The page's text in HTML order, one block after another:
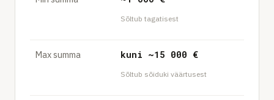
Sõltub tagatisest
Max summa kuni ~15 000 €
Sõltub sõiduki väärtusest